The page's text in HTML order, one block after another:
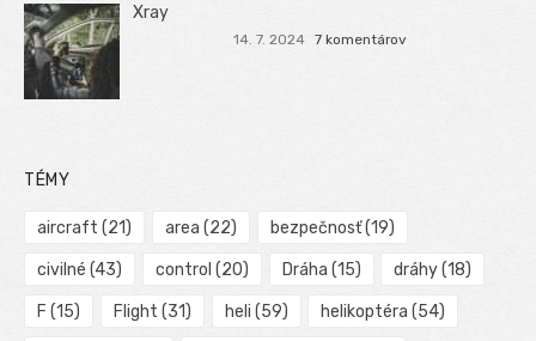
Xray
14. 7. 2024 7 komentárov
TÉMY
aircraft (21) area (22) bezpečnosť(19)
civilné (43) control (20) Dráha (15) dráhy(18)
F (15) Flight (31) heli (59) helikoptéra (54)